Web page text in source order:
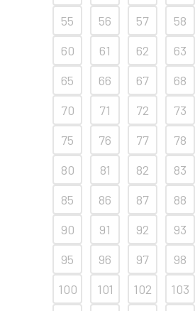
55
56 57 58
60
61 62 63
65
66 67 68
70
71 72 73
75
76 77 78
80
81 82 83
85
86 87 88
90
91 92 93
95
96 97 98
100
101 102 103